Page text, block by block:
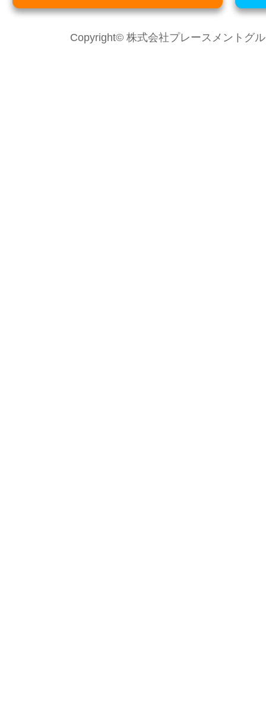
Copyright© 株式会社プレースメントグ